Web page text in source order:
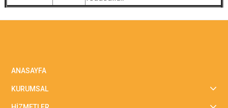
ANASAYFA
KURUMSAL